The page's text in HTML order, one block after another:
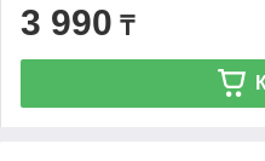
3 990 ₸